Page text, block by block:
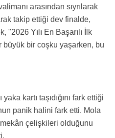
arasından sıyrılarak
takip ettiği dev finalde,
Yılı En Başarılı İlk
büyük bir coşku yaşarken, bu
kartı taşıdığını fark ettiği
panik halini fark etti. Mola
çelişkileri olduğunu